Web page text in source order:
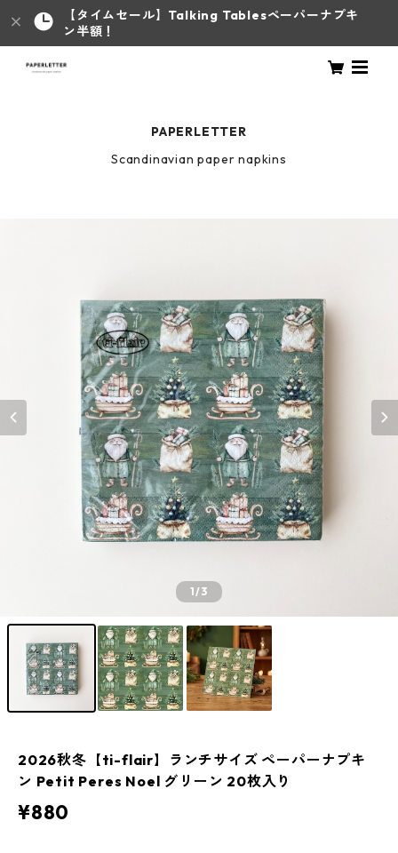
【タイムセール】Talking Tablesペーパーナプキ
ン半額！
PAPERLETTER
Scandinavian paper napkins
1/3
2026秋冬【ti-flair】ランチサイズ ペーパーナプキ
ン Petit Peres Noel グリーン 20枚入り
¥880